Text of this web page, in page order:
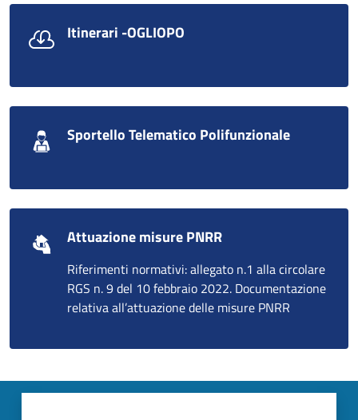
Itinerari -OGLIOPO
Sportello Telematico Polifunzionale
Attuazione misure PNRR
Riferimenti normativi: allegato n.1 alla circolare
RGS n. 9 del 10 febbraio 2022. Documentazione
relativa all’attuazione delle misure PNRR